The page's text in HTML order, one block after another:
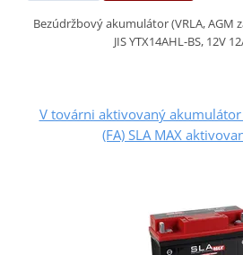
Bezúdržbový akumulátor (VRLA, AGM
JIS YTX14AHL-BS, 12V
V továrni aktivovaný akumulátor
(FA) SLA MAX